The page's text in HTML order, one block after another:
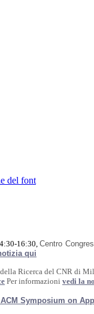
del font
16:30,Centro
qui
Ricerca del CNR di
Per informazioni vedi la
ACM Symposium on